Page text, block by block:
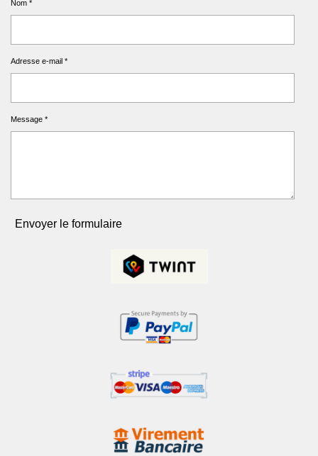
Nom *
Adresse e-mail *
Message *
Envoyer le formulaire